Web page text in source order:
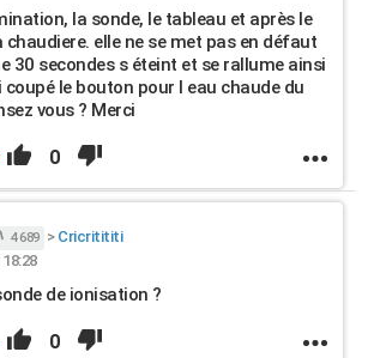
la sonde, le tableau et après le
chaudiere. elle ne se met pas en défaut
30 secondes s éteint et se rallume ainsi
coupé le bouton pour l eau chaude du
vous ? Merci
0
4 689 > Cricritititi
de ionisation ?
0